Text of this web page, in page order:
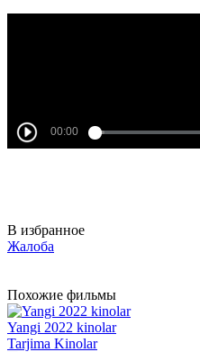
В избранное
Жалоба
Похожие фильмы
Yangi 2022 kinolar
Tarjima Kinolar